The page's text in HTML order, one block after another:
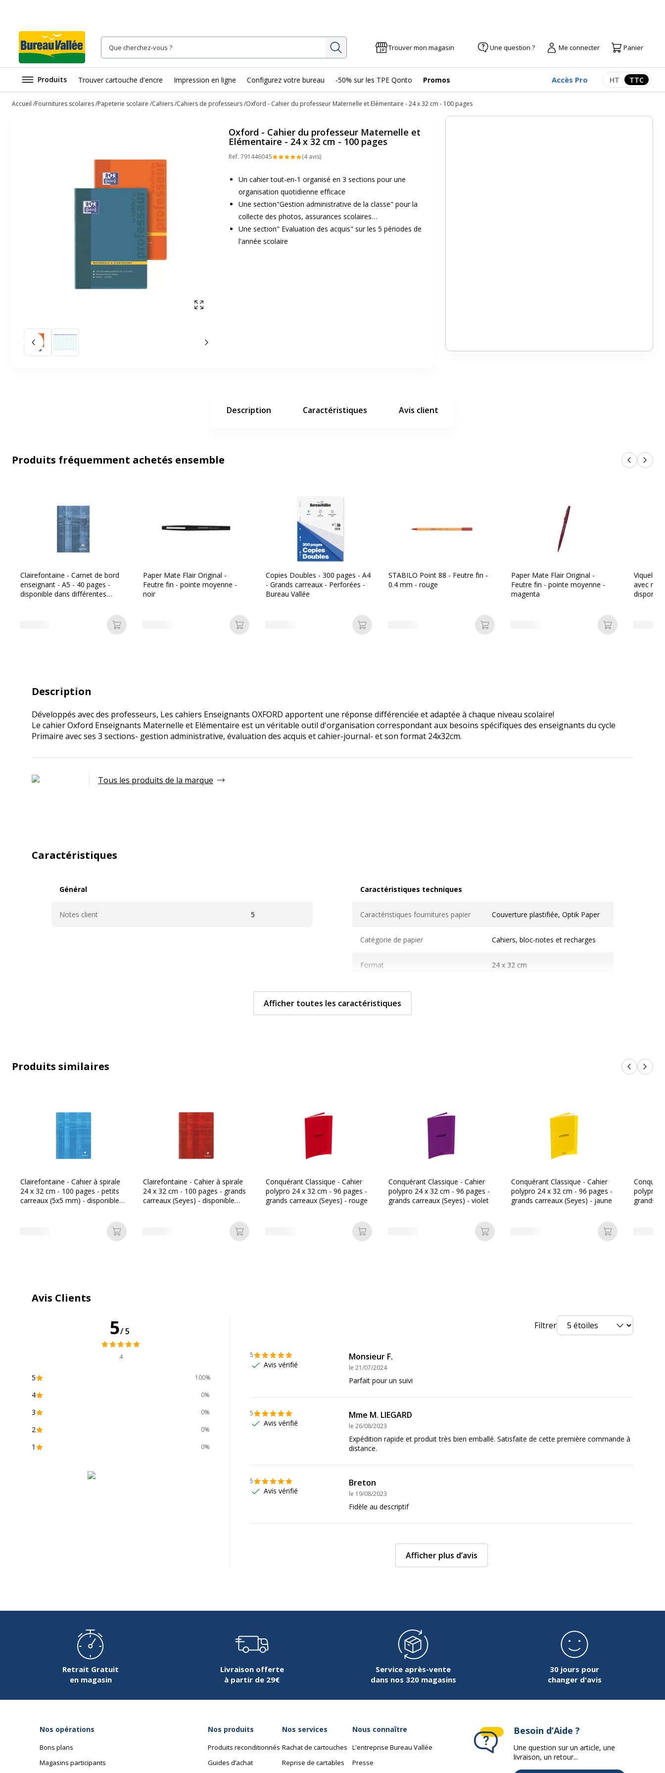
Rechercher Trouver mon magasin Une question ? Me connecter Panier
Produits Trouver cartouche d'encre Impression en ligne Configurez votre bureau -50% sur les TPE Qonto Promos Accès Pro Afficher les
HT TTC
Accueil Fournitures scolaires Papeterie scolaire Cahiers Cahiers de professeurs Oxford - Cahier du professeur Maternelle et Elémentaire - 24 x 32 cm - 100 pages
Afficher en plein écran
Slide précédent Slide suivant
Oxford - Cahier du professeur Maternelle et
Elémentaire - 24 x 32 cm - 100 pages
Ref. 791446045 (4 avis)
Un cahier tout-en-1 organisé en 3 sections pour une
organisation quotidienne efficace
Une section"Gestion administrative de la classe" pour la
collecte des photos, assurances scolaires…
Une section" Evaluation des acquis" sur les 5 périodes de
l'année scolaire
Description Caractéristiques Avis client
Produits fréquemment achetés ensemble Produits
Clairefontaine - Carnet de bord
enseignant - A5 - 40 pages -
disponible dans différentes
Ajouter au panier
Paper Mate Flair Original -
Feutre fin - pointe moyenne -
noir
Ajouter au panier
Copies Doubles - 300 pages - A4
- Grands carreaux - Perforées -
Bureau Vallée
Ajouter au panier
STABILO Point 88 - Feutre fin -
0.4 mm - rouge
Ajouter au panier
Paper Mate Flair Original -
Feutre fin - pointe moyenne -
magenta
Ajouter au
Viquel
avec
Description
Développés avec des professeurs, Les cahiers Enseignants OXFORD apportent une réponse différenciée et adaptée à chaque niveau scolaire!
Le cahier Oxford Enseignants Maternelle et Elémentaire est un véritable outil d'organisation correspondant aux besoins spécifiques des enseignants du cycle
Primaire avec ses 3 sections- gestion administrative, évaluation des acquis et cahier-journal- et son format 24x32cm.
Tous les produits de la marque
Caractéristiques
Général
Notes client 5
Caractéristiques techniques
Caractéristiques fournitures papier Couverture plastifiée, Optik Paper
Catégorie de papier Cahiers, bloc-notes et recharges
Format 24 x 32 cm
Grammage
Nombre de pages
Caractéristiques générales
Couleurs du produit disponible Orange, bleu pétrole
Couleur extérieure Disponible en différents coloris
Quantité incluse
Informations sur les services
Avertissement sur les couleurs
de l'image
L'image du produit peut être d'une
couleur différente
Données d'identification
Code barre maitre
Afficher toutes les caractéristiques
Produits similaires Produits
Clairefontaine - Cahier à spirale
24 x 32 cm - 100 pages - petits
carreaux (5x5 mm) - disponible
Ajouter au panier
Clairefontaine - Cahier à spirale
24 x 32 cm - 100 pages - grands
carreaux (Seyes) - disponible
Ajouter au panier
Conquérant Classique - Cahier
polypro 24 x 32 cm - 96 pages -
grands carreaux (Seyes) - rouge
Ajouter au panier
Conquérant Classique - Cahier
polypro 24 x 32 cm - 96 pages -
grands carreaux (Seyes) - violet
Ajouter au panier
Conquérant Classique - Cahier
polypro 24 x 32 cm - 96 pages -
grands carreaux (Seyes) - jaune
Ajouter au
polypro
grands
Avis Clients
5/5
4
5 100%
4 0%
3 0%
2 0%
1 0%
Filtrer
5
Avis vérifié
Monsieur F.
le 21/07/2024
Parfait pour un suivi
5
Avis vérifié
Mme M. LIEGARD
le 26/08/2023
Expédition rapide et produit très bien emballé. Satisfaite de cette première commande à
distance.
5
Avis vérifié
Breton
le 19/08/2023
Fidèle au descriptif
Afficher plus d’avis
Retrait Gratuit
en magasin
Livraison offerte
à partir de 29€
Service après-vente
dans nos 320 magasins
30 jours pour
changer d'avis
Nos opérations
Bons plans
Magasins participants
Nos produits
Produits reconditionnés
Guides d’achat
Nos services
Rachat de cartouches
Reprise de cartables
Nous connaître
L'entreprise Bureau Vallée
Presse
Besoin d’Aide ?
Une question sur un article, une
livraison, un retour...